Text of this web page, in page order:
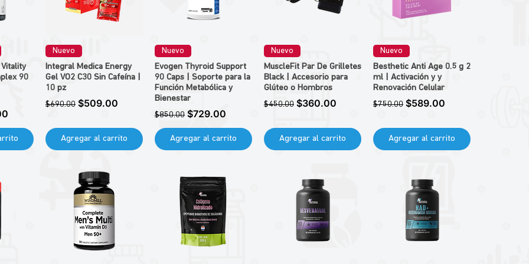
90
oferta
Nuevo
Integral Medica Energy
Gel VO2 C30 Sin Cafeína |
10 pz
Precio
$690.00 Precio de oferta
$509.00
Agregar al carrito
Nuevo
Evogen Thyroid Support
90 Caps | Soporte para la
Función Metabólica y
Bienestar
Precio
$850.00 Precio de oferta
$729.00
Agregar al carrito
Nuevo
MuscleFit Par De Grilletes
Black | Accesorio para
Glúteo o Hombros
Precio
$450.00 Precio de oferta
$360.00
Agregar al carrito
Nuevo
Besthetic Anti Age 0.5 g 2
ml | Activación y y
Renovación Celular
Precio
$750.00 Precio de oferta
$589.00
Agregar al carrito